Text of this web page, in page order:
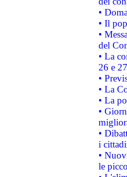
•
• Il
•
del
• La
26 e
•
• La
• La
•
•
i
•
le